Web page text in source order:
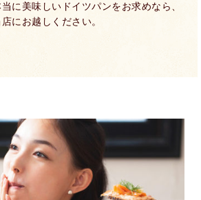
に美味しいドイツパンをお求めなら、
店にお越しください。